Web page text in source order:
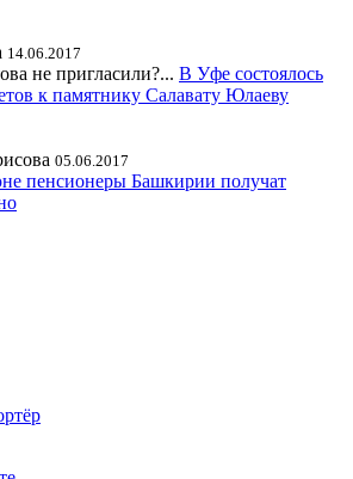
14.06.2017
не пригласили?... В Уфе состоялось
к памятнику Салавату Юлаеву
05.06.2017
пенсионеры Башкирии получат